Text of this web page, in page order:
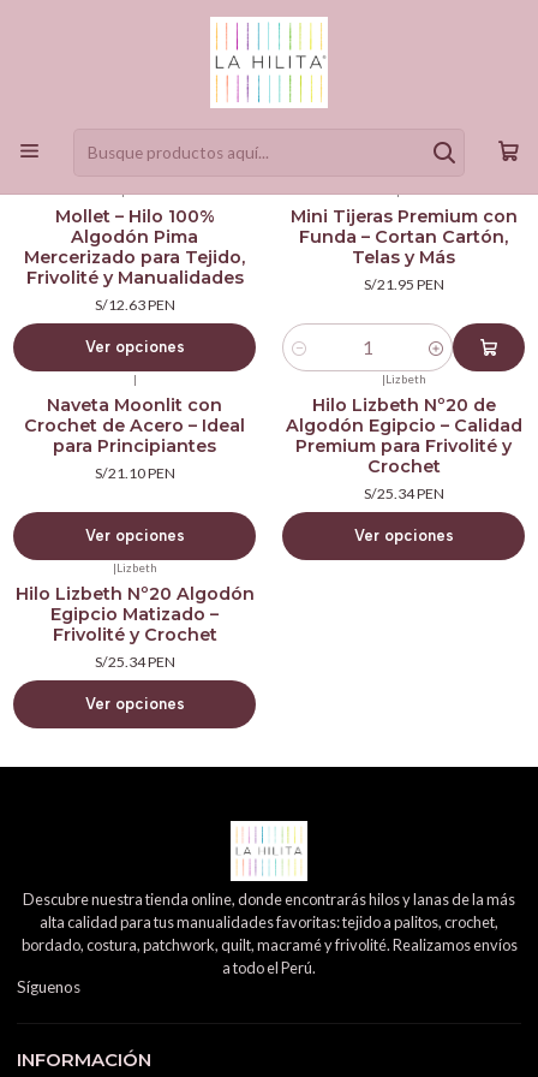
Frivolité
Mollet – Hilo 100%
Algodón Pima
Mercerizado para Tejido,
Frivolité y Manualidades
S/12.63 PEN
Ver opciones
Mini Tijeras Premium con
Funda – Cortan Cartón,
Telas y Más
S/21.95 PEN
Cantidad
|
Naveta Moonlit con
Crochet de Acero – Ideal
para Principiantes
S/21.10 PEN
Ver opciones
|Lizbeth
Hilo Lizbeth Nº20 de
Algodón Egipcio – Calidad
Premium para Frivolité y
Crochet
S/25.34 PEN
Ver opciones
|Lizbeth
Hilo Lizbeth Nº20 Algodón
Egipcio Matizado –
Frivolité y Crochet
S/25.34 PEN
Ver opciones
Descubre nuestra tienda online, donde encontrarás hilos y lanas de la más
alta calidad para tus manualidades favoritas: tejido a palitos, crochet,
bordado, costura, patchwork, quilt, macramé y frivolité. Realizamos envíos
a todo el Perú.
Síguenos
INFORMACIÓN